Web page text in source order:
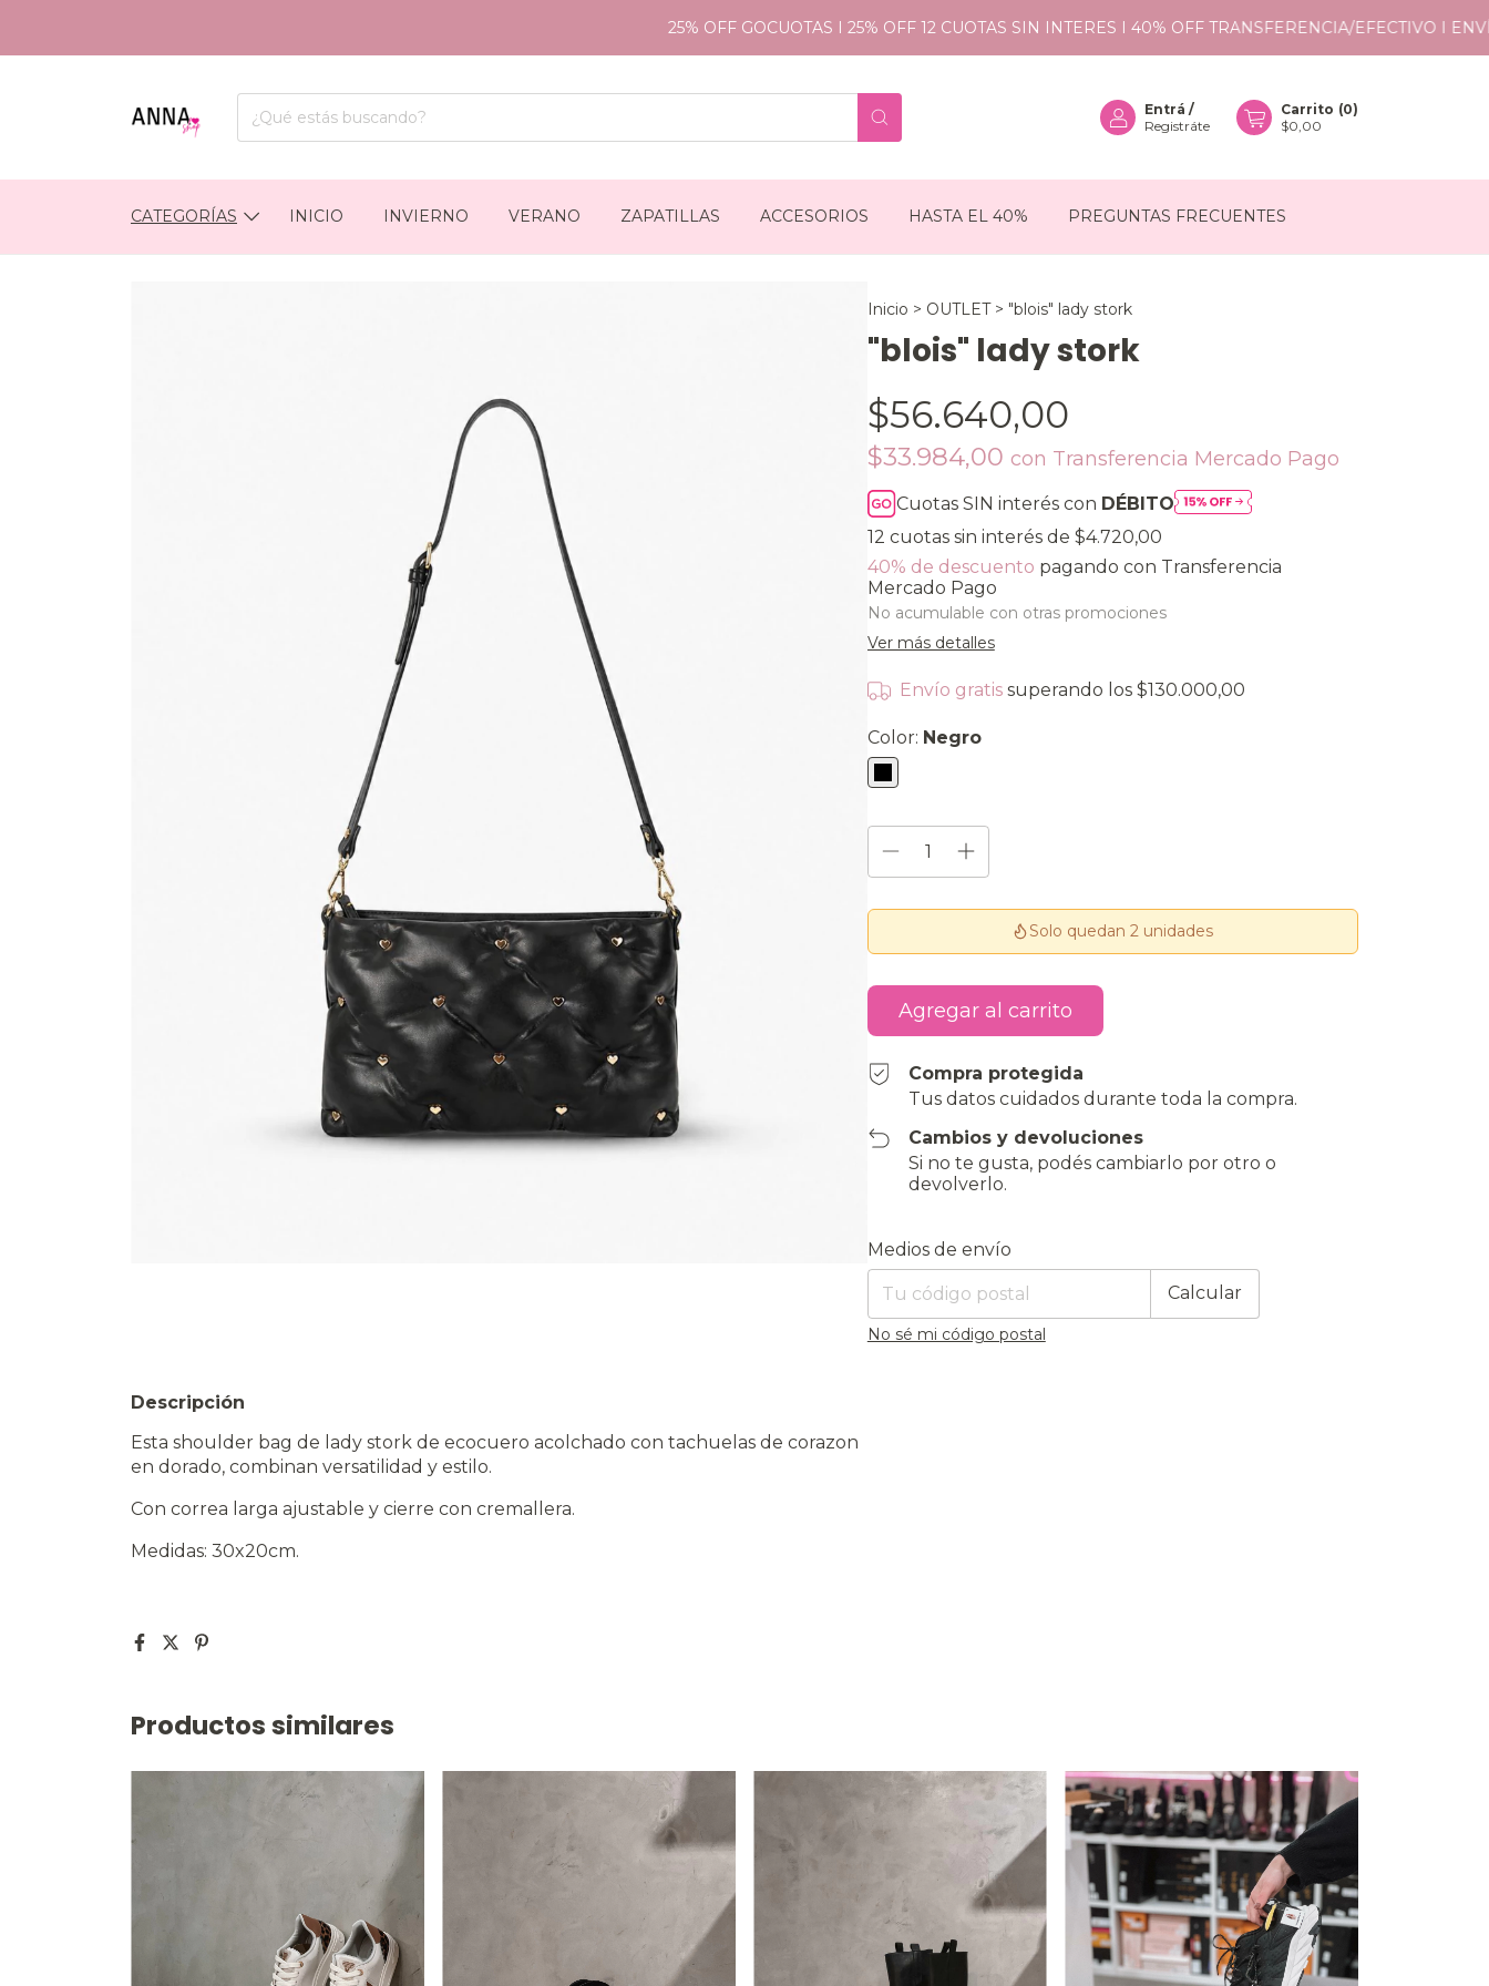
25% OFF GOCUOTAS I 25% OFF 12 CUOTAS SIN INTERES I 40% OFF TRANSFERENCIA/EFECTIVO I
Entrá /
Registráte
Carrito (0)
$0,00
CATEGORÍAS INICIO INVIERNO VERANO ZAPATILLAS ACCESORIOS HASTA EL 40% PREGUNTAS FRECUENTES
Inicio > OUTLET > "blois" lady stork
"blois" lady stork
$56.640,00
$33.984,00 con Transferencia Mercado Pago
Cuotas SIN interés con DÉBITO
12 cuotas sin interés de $4.720,00
40% de descuento pagando con Transferencia
Mercado Pago
No acumulable con otras promociones
Ver más detalles
Envío gratis superando los$130.000,00
Color: Negro
Solo quedan 2 unidades
Compra protegida
Tus datos cuidados durante toda la compra.
Cambios y devoluciones
Si no te gusta, podés cambiarlo por otro o
devolverlo.
Entregas para el CP:
Medios de envío
Calcular
No sé mi código postal
Descripción
Esta shoulder bag de lady stork de ecocuero acolchado con tachuelas de corazon
en dorado, combinan versatilidad y estilo.
Con correa larga ajustable y cierre con cremallera.
Medidas: 30x20cm.
Productos similares